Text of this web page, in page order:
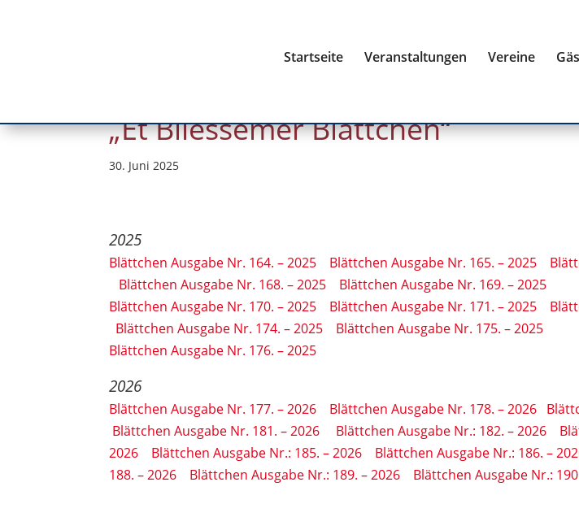
Startseite Veranstaltungen Vereine
„Et Bliessemer Blättchen“
30. Juni 2025
2025
Blättchen Ausgabe Nr. 164. – 2025 Blättchen Ausgabe Nr. 165. – 2025
Blättchen Ausgabe Nr. 168. – 2025
Blättchen Ausgabe Nr. 169. – 2025
Blättchen Ausgabe Nr. 170. – 2025
Blättchen Ausgabe Nr. 171. – 2025
Blättchen Ausgabe Nr. 174. – 2025
Blättchen Ausgabe Nr. 175. – 2025
Blättchen Ausgabe Nr. 176. – 2025
2026
Blättchen Ausgabe Nr. 177. – 2026 Blättchen Ausgabe Nr. 178. – 2026
Blättchen Ausgabe Nr. 181. – 2026
Blättchen Ausgabe Nr.: 182. – 2026
2026
Blättchen Ausgabe Nr.: 185. – 2026 Blättchen Ausgabe Nr.: 186. –
188. – 2026
Blättchen Ausgabe Nr.: 189. – 2026 Blättchen Ausgabe Nr.: